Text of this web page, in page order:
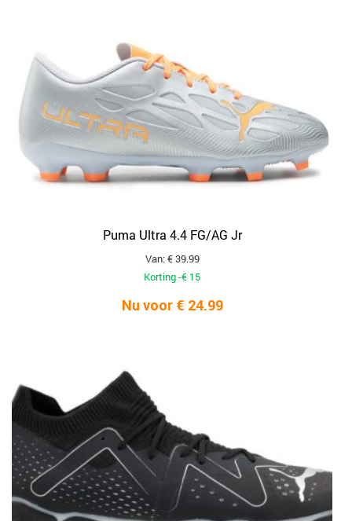
Puma Ultra 4.4 FG/AG Jr
Van: € 39.99
Korting -€ 15
Nu voor € 24.99